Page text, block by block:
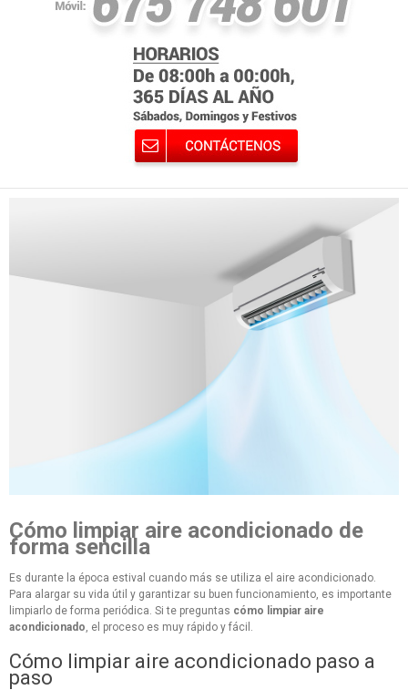
Cómo limpiar aire acondicionado de
forma sencilla
Es durante la época estival cuando más se utiliza el aire acondicionado.
Para alargar su vida útil y garantizar su buen funcionamiento, es importante
limpiarlo de forma periódica. Si te preguntas cómo limpiar aire
acondicionado, el proceso es muy rápido y fácil.
Cómo limpiar aire acondicionado paso a
paso